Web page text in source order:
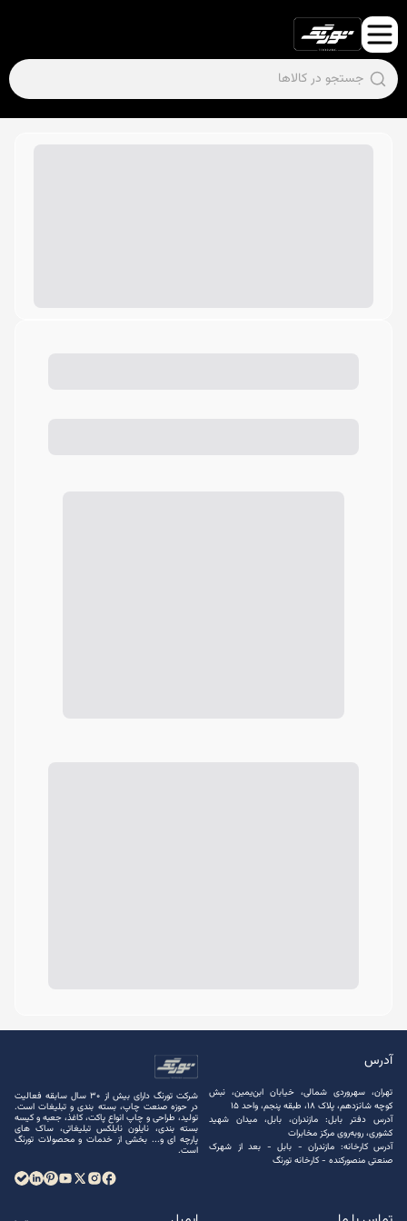
آدرس
تهران، سهروردی شمالی، خیابان ابن‌یمین، نبش
کوچه شانزدهم، پلاک ۱۸، طبقه پنجم، واحد ۱۵
آدرس دفتر بابل: مازندران، بابل، میدان شهید
کشوری، روبه‌روی مرکز مخابرات
آدرس کارخانه: مازندران - بابل - بعد از شهرک
صنعتی منصور‌کنده - کارخانه تورنگ
شرکت تورنگ دارای بیش از 30 سال سابقه فعالیت
در حوزه صنعت چاپ، بسته ‌بندی و تبلیغات است.
تولید، طراحی و چاپ انواع پاکت، کاغذ، جعبه و کیسه
بسته ‌بندی، نایلون نایلکس تبلیغاتی، ساک های
پارچه ‌ای و... بخشی از خدمات و محصولات تورنگ
است.